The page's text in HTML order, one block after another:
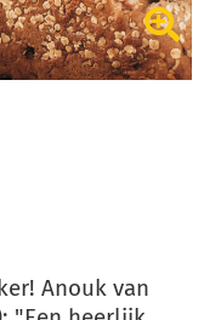
Anouk van